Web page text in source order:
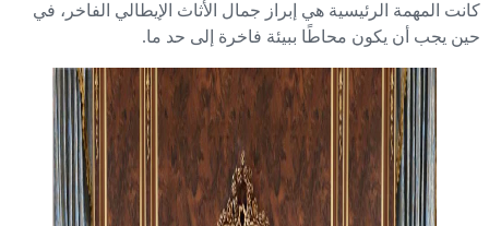
المهمة الرئيسية هي إبراز جمال الأثاث الإيطالي الفاخر، في
يجب أن يكون محاطًا ببيئة فاخرة إلى حد ما.